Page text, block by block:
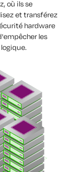
où ils se
et transférez
hardware
les